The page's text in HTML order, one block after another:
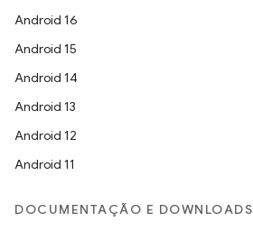
Android 16
Android 15
Android 14
Android 13
Android 12
Android 11
DOCUMENTAÇÃO E DOWNLOADS